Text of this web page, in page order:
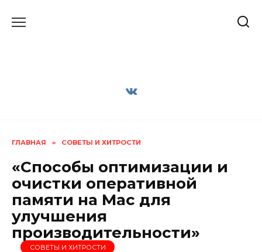
ГЛАВНАЯ » СОВЕТЫ И ХИТРОСТИ
«Способы оптимизации и
очистки оперативной
памяти на Mac для
улучшения
производительности»
СОВЕТЫ И ХИТРОСТИ